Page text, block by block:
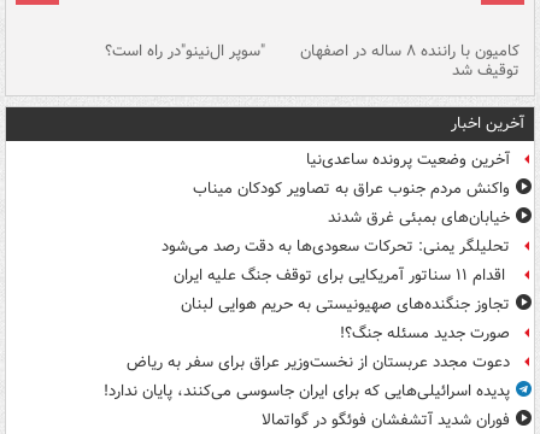
کامیون با راننده ۸ ساله در اصفهان
توقیف شد
"سوپر ال‌نینو"در راه است؟
آخرین اخبار
آخرین وضعیت پرونده ساعدی‌نیا
واکنش مردم جنوب عراق به تصاویر کودکان میناب
خیابان‌های بمبئی غرق شدند
تحلیلگر یمنی: تحرکات سعودی‌ها به دقت رصد می‌شود
اقدام ۱۱ سناتور آمریکایی برای توقف جنگ علیه ایران
تجاوز جنگنده‌های صهیونیستی به حریم هوایی لبنان
صورت جدید مسئله جنگ؟!
دعوت مجدد عربستان از نخست‌وزیر عراق برای سفر به ریاض
پدیده اسرائیلی‌هایی که برای ایران جاسوسی می‌کنند، پایان ندارد!
فوران شدید آتشفشان فوئگو در گواتمالا